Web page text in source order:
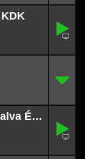
,
2880x
91. Salgótarján Zagyvapálfalva ÉÉK
,
2560x